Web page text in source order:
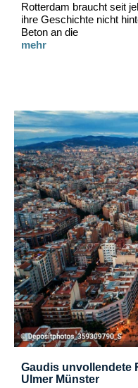
Rotterdam braucht seit
ihre Geschichte nicht
Beton an die
mehr
Gaudis unvollendete
Ulmer Münster